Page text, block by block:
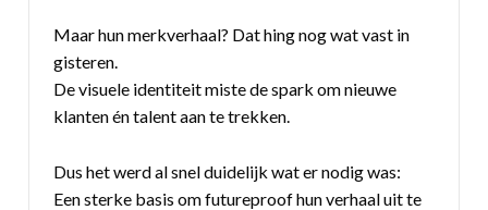
Maar hun merkverhaal? Dat hing nog wat vast in
gisteren.
De visuele identiteit miste de spark om nieuwe
klanten én talent aan te trekken.
Dus het werd al snel duidelijk wat er nodig was:
Een sterke basis om futureproof hun verhaal uit te